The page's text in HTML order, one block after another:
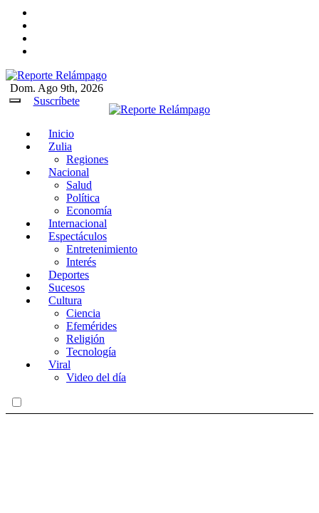
Reporte Relámpago
Claridad y rigor en cada noticia
Dom. Ago 9th, 2026
Suscríbete
Inicio
Zulia
Regiones
Nacional
Salud
Política
Economía
Internacional
Espectáculos
Entretenimiento
Interés
Deportes
Sucesos
Cultura
Ciencia
Efemérides
Religión
Tecnología
Viral
Video del día